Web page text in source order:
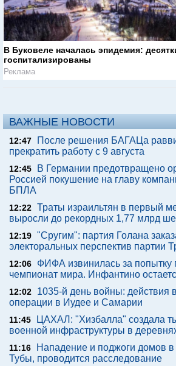
В Буковеле началась эпидемия:
госпитализированы
Реклама
ВАЖНЫЕ НОВОСТИ
12:47
После решения БАГАЦа
прекратить работу с 9 августа
12:45
В Германии предотвращено
Россией покушение на главу
БПЛА
12:22 Траты израильтян в первый
выросли до рекордных 1,77 млрд
12:19 "Сругим": партия Голана
электоральных перспектив партии
12:06
ФИФА извинилась за попытку
чемпионат мира. Инфантино
12:02
1035-й день войны: действия
операции в Иудее и Самарии
11:45
ЦАХАЛ: "Хизбалла" создала
военной инфраструктуры в
11:16
Нападение и поджоги домов
Тубы, проводится расследование